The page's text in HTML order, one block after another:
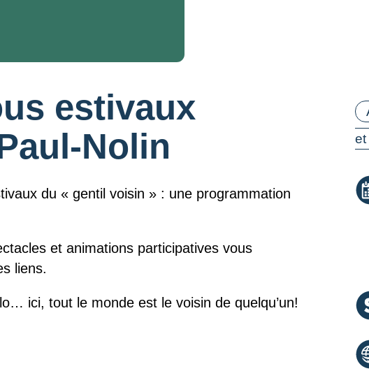
estivaux
Nolin
du « gentil voisin » : une programmation
et animations participatives vous
liens.
ici, tout le monde est le voisin de quelqu’un!
et